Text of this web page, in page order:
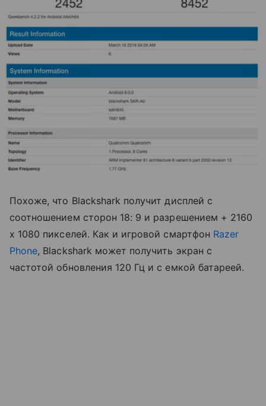
Похоже, что Blackshark получит дисплей с
соотношением сторон 18: 9 и разрешением + 2160
x 1080 пикселей. Как и игровой смартфон Razer
Phone, Blackshark может получить экран с
частотой обновления 120 Гц и с емкой батареей.